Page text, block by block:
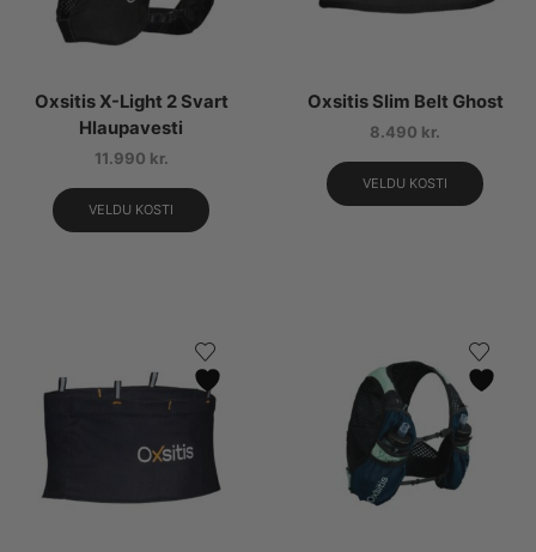
Oxsitis X-Light 2 Svart
Hlaupavesti
11.990 kr.
VELDU KOSTI
Oxsitis Slim Belt Ghost
8.490 kr.
VELDU KOSTI